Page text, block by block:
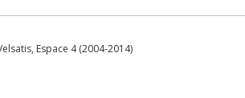
Espace 4 (2004-2014)